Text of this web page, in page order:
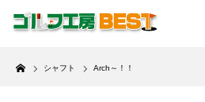
Home
シャフト Arch～！！